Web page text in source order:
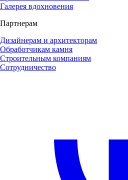
Галерея вдохновения
Партнерам
Дизайнерам и архитекторам
Обработчикам камня
Строительным компаниям
Сотрудничество